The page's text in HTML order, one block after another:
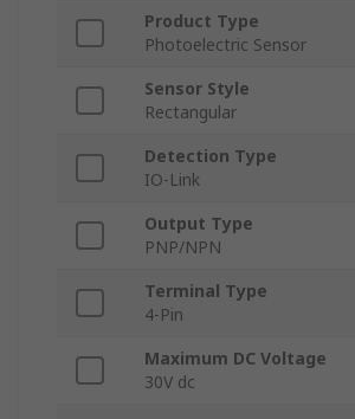
Product Type
Photoelectric Sensor
Sensor Style
Rectangular
Detection Type
IO-Link
Output Type
PNP/NPN
Terminal Type
4-Pin
Maximum DC Voltage
30V dc